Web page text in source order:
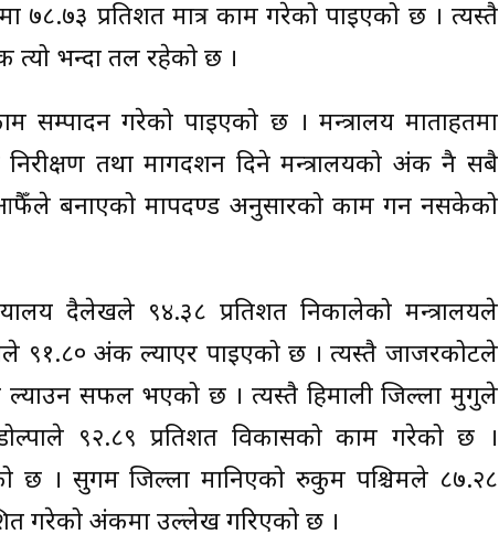
७८.७३ प्रतिशत मात्र काम गरेको पाइएको छ । त्यस्तै
त्यो भन्दा तल रहेको छ ।
सम्पादन गरेको पाइएको छ । मन्त्रालय माताहतमा
तथा मार्गदर्शन दिने मन्त्रालयको अंक नै सबै
बनाएको मापदण्ड अनुसारको काम गर्न नसकेको
दैलेखले ९४.३८ प्रतिशत निकालेको मन्त्रालयले
९१.८० अंक ल्याएर पाइएको छ । त्यस्तै जाजरकोटले
सफल भएको छ । त्यस्तै हिमाली जिल्ला मुगुले
९२.८९ प्रतिशत विकासको काम गरेको छ ।
छ । सुगम जिल्ला मानिएको रुकुम पश्चिमले ८७.२८
गरेको अंकमा उल्लेख गरिएको छ ।